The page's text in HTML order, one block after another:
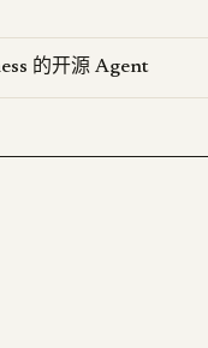
的开源 Agent